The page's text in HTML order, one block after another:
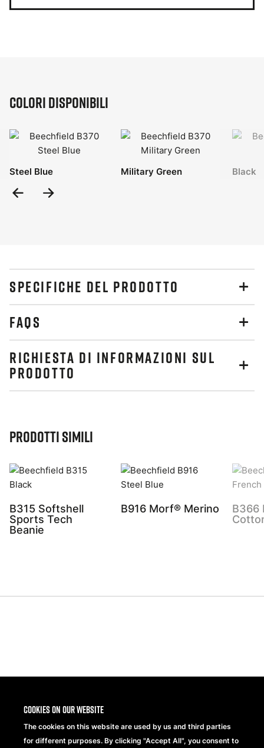
Cookies on our website
The cookies on this website are used by us and third parties
for different purposes. By clicking "Accept All", you consent to
Colori disponibili
Steel Blue Military Green Black
Previous
SPECIFICHE DEL PRODOTTO
FAQS
RICHIESTA DI INFORMAZIONI SUL
PRODOTTO
Prodotti simili
B315 Softshell
Sports Tech
Beanie
B916 Morf® Merino
B366